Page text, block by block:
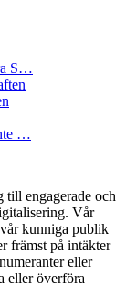
S…
…
till engagerade och
Vår
kunniga publik
främst på intäkter
eller
eller överföra